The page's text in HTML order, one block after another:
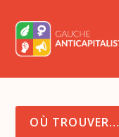
OÙ TROUVER…